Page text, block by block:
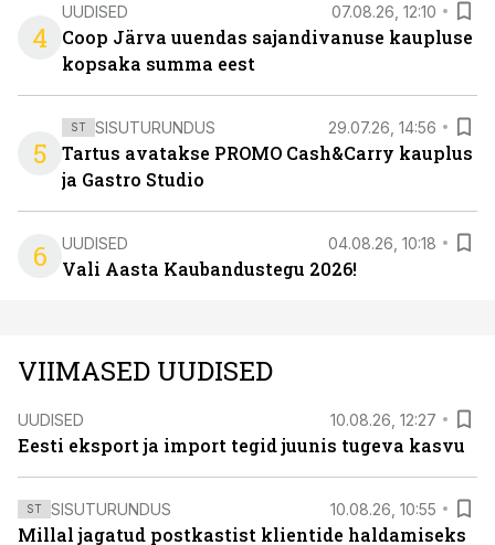
4
UUDISED 07.08.26, 12:10
Coop Järva uuendas sajandivanuse kaupluse
kopsaka summa eest
5
ST SISUTURUNDUS 29.07.26, 14:56
Tartus avatakse PROMO Cash&Carry kauplus
ja Gastro Studio
6 UUDISED 04.08.26, 10:18
Vali Aasta Kaubandustegu 2026!
VIIMASED UUDISED
UUDISED 10.08.26, 12:27
Eesti eksport ja import tegid juunis tugeva kasvu
ST SISUTURUNDUS 10.08.26, 10:55
Millal jagatud postkastist klientide haldamiseks